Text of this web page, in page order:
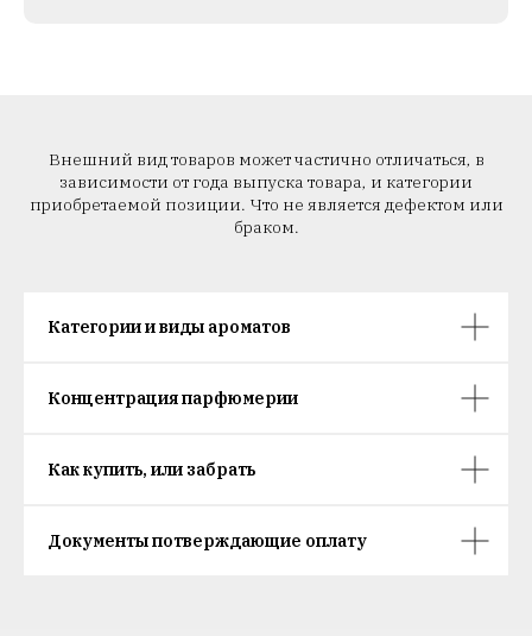
Внешний вид товаров может частично отличаться, в
зависимости от года выпуска товара, и категории
приобретаемой позиции. Что не является дефектом или
браком.
Категории и виды ароматов
Концентрация парфюмерии
Как купить, или забрать
Документы потверждающие оплату